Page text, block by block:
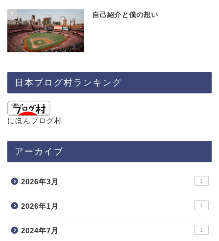
5 自己紹介と僕の想い
日本ブログ村ランキング
にほんブログ村
アーカイブ
2026年3月 1
2026年1月 1
2024年7月 1